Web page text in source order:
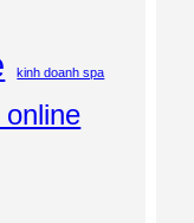
kinh doanh spa